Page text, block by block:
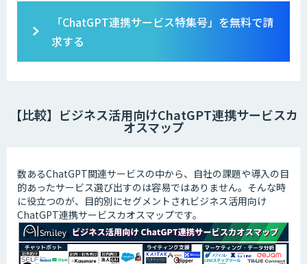
「ChatGPT連携サービス特集号」を無料で請
求する
【比較】ビジネス活用向けChatGPT連携サービスカ
オスマップ
数あるChatGPT関連サービスの中から、自社の課題や導入の目
的あったサービス選び出すのは容易ではありません。そんな時
に役立つのが、目的別にセグメントされビジネス活用向け
ChatGPT連携サービスカオスマップです。